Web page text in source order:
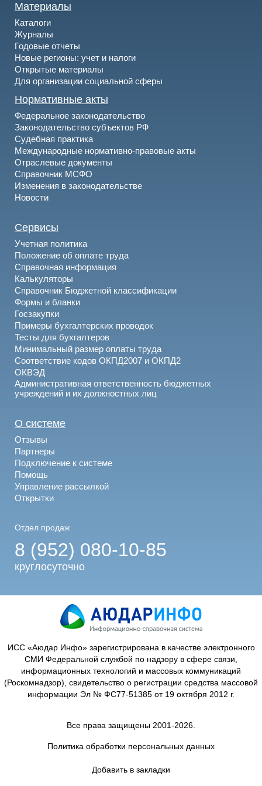
Материалы
Каталоги
Журналы
Годовые отчеты
Новые регионы: учет и налоги
Открытые материалы
Для организации социальной сферы
Нормативные акты
Федеральное законодательство
Законодательство субъектов РФ
Судебная практика
Международные нормативно-правовые акты
Отраслевые документы
Справочник МСФО
Изменения в законодательстве
Новости
Сервисы
Учетная политика
Положение об оплате труда
Справочная информация
Калькуляторы
Справочник Бюджетной классификации
Формы и бланки
Госзакупки
Примеры бухгалтерских проводок
Тесты для бухгалтеров
Минимальный размер оплаты труда
Соответствие кодов ОКПД2007 и ОКПД2
ОКВЭД
Административная ответственность бюджетных
учреждений и их должностных лиц
О системе
Отзывы
Партнеры
Подключение к системе
Помощь
Управление рассылкой
Открытки
Отдел продаж
8 (952) 080-10-85
круглосуточно
ИСС «Аюдар Инфо» зарегистрирована в качестве электронного
СМИ Федеральной службой по надзору в сфере связи,
информационных технологий и массовых коммуникаций
(Роскомнадзор), свидетельство о регистрации средства массовой
информации Эл № ФС77-51385 от 19 октября 2012 г.
Все права защищены 2001-2026.
Политика обработки персональных данных
Добавить в закладки